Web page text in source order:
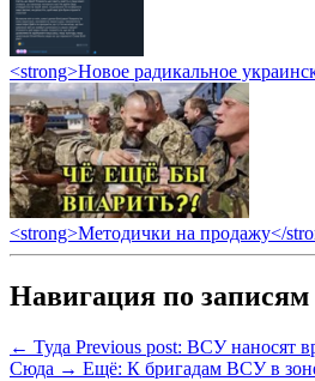
<strong>Новое радикальное
<strong>Методички на продажу</
Навигация по записям
← Туда Previous post: ВСУ наносят
Сюда → Ещё: К бригадам ВСУ в